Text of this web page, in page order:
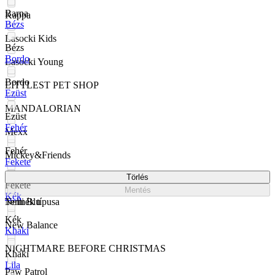
Kappa
Lasocki Kids
Lasocki Young
LITTLEST PET SHOP
MANDALORIAN
Mexx
Mickey&Friends
Nelli Blu
New Balance
NIGHTMARE BEFORE CHRISTMAS
Paw Patrol
Barna
Bézs
Bézs
Bordo
Bordo
Ezüst
Ezüst
Fehér
Fehér
Fekete
Fekete
Kék
Kék
Khaki
Khaki
Lila
Törlés
Mentés
Termék típusa